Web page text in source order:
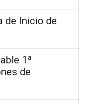
de Inicio de
1ª
de